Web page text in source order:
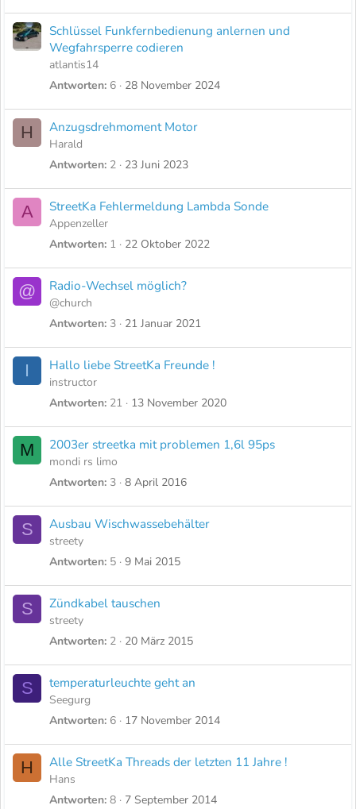
Schlüssel Funkfernbedienung anlernen und
Wegfahrsperre codieren
atlantis14
Antworten 6 28 November 2024
H Anzugsdrehmoment Motor
Harald
Antworten 2 23 Juni 2023
A StreetKa Fehlermeldung Lambda Sonde
Appenzeller
Antworten 1 22 Oktober 2022
@ Radio-Wechsel möglich?
@church
Antworten 3 21 Januar 2021
I Hallo liebe StreetKa Freunde !
instructor
Antworten 21 13 November 2020
M 2003er streetka mit problemen 1,6l 95ps
mondi rs limo
Antworten 3 8 April 2016
S Ausbau Wischwassebehälter
streety
Antworten 5 9 Mai 2015
S Zündkabel tauschen
streety
Antworten 2 20 März 2015
S temperaturleuchte geht an
Seegurg
Antworten 6 17 November 2014
H Alle StreetKa Threads der letzten 11 Jahre !
Hans
Antworten 8 7 September 2014